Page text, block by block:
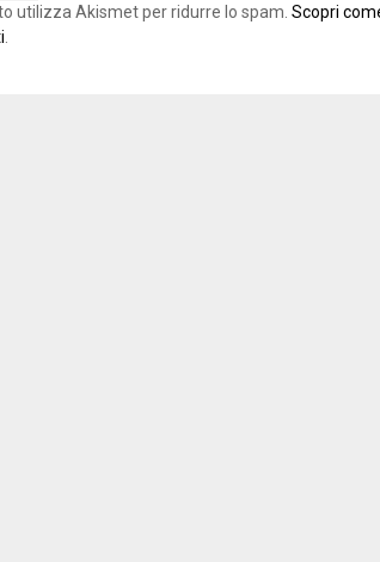
utilizza Akismet per ridurre lo spam. Scopri
.